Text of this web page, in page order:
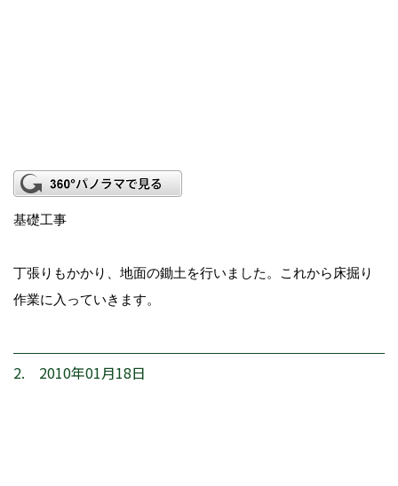
基礎工事
丁張りもかかり、地面の鋤土を行いました。これから床掘り
作業に入っていきます。
2. 2010年01月18日